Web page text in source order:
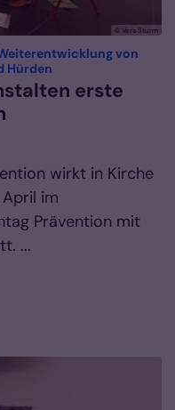
© Vera Sturm
von
Hürden
erste
wirkt in Kirche
im
Prävention mit
...